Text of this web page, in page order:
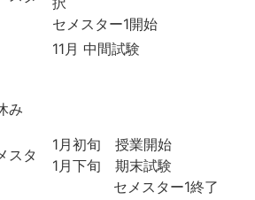
セメスター1開始
11月 中間試験
み
スタ
1月初旬 授業開始
1月下旬 期末試験
セメスター1終了